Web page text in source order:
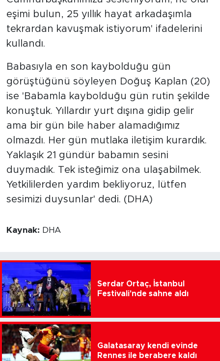
eşimi bulun, 25 yıllık hayat arkadaşımla
tekrardan kavuşmak istiyorum' ifadelerini
kullandı.
Babasıyla en son kaybolduğu gün
görüştüğünü söyleyen Doğuş Kaplan (20)
ise 'Babamla kaybolduğu gün rutin şekilde
konuştuk. Yıllardır yurt dışına gidip gelir
ama bir gün bile haber alamadığımız
olmazdı. Her gün mutlaka iletişim kurardık.
Yaklaşık 21 gündür babamın sesini
duymadık. Tek isteğimiz ona ulaşabilmek.
Yetkililerden yardım bekliyoruz, lütfen
sesimizi duysunlar' dedi. (DHA)
Kaynak: DHA
Serdar Ortaç, İstanbul
Festivali'nde sahne aldı
Galatasaray kendi evinde
Rennes ile berabere kaldı